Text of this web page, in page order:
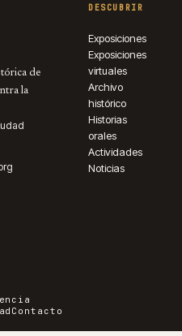
de
la
DESCUBRIR
Exposiciones
Exposiciones
virtuales
Archivo
histórico
Historias
orales
Actividades
Noticias
Contacto